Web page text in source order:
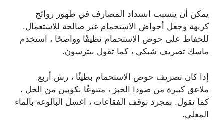
يمكن أن يتسبب انسداد المصارف في ظهور روائح
كريهة وجعل أحواض الاستحمام غير صالحة للاستعمال.
للحفاظ على حوض الاستحمام نظيفًا وواضحًا ، استخدم
ماسك تصريف شبكي ، كما تقول بيترسون.
إذا كان تصريف حوض الاستحمام بطيئًا ، رش أربع
ملاعق كبيرة من صودا الخبز ، متبوعًا بكوبين من الخل ،
كما تقول. بمجرد توقف الفقاعات ، اغسل البالوعة بالماء
المغلي.